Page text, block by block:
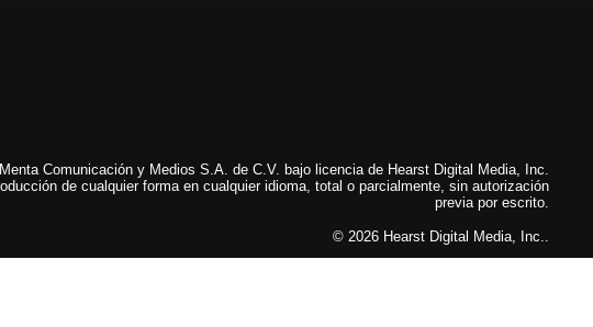
Comunicación y Medios S.A. de C.V. bajo licencia de Hearst Digital Media, Inc.
de cualquier forma en cualquier idioma, total o parcialmente, sin autorización
previa por escrito.
© 2026 Hearst Digital Media, Inc..